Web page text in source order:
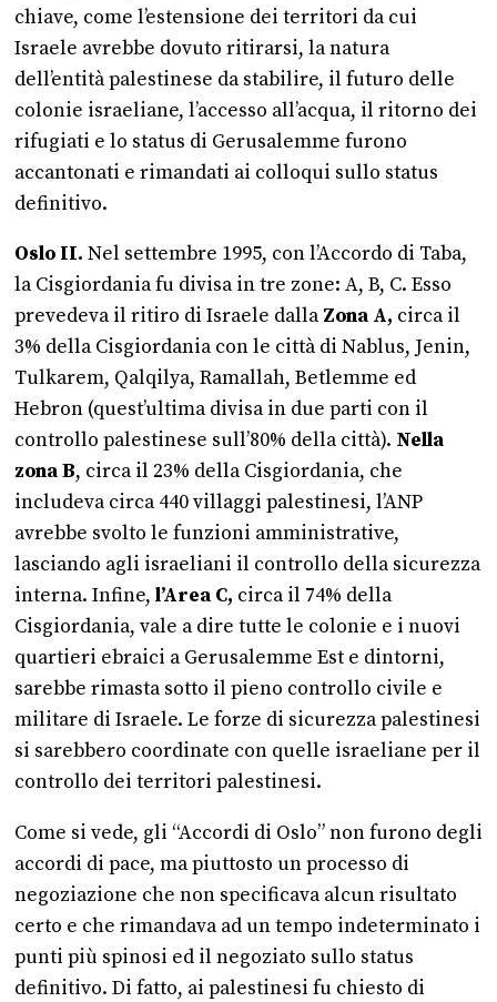
chiave, come l’estensione dei territori da cui
Israele avrebbe dovuto ritirarsi, la natura
dell’entità palestinese da stabilire, il futuro delle
colonie israeliane, l’accesso all’acqua, il ritorno dei
rifugiati e lo status di Gerusalemme furono
accantonati e rimandati ai colloqui sullo status
definitivo.
Oslo II. Nel settembre 1995, con l’Accordo di Taba,
la Cisgiordania fu divisa in tre zone: A, B, C. Esso
prevedeva il ritiro di Israele dallaZona A, circa il
3% della Cisgiordania con le città di Nablus, Jenin,
Tulkarem, Qalqilya, Ramallah, Betlemme ed
Hebron (quest’ultima divisa in due parti con il
controllo palestinese sull’80% della città). Nella
zona B, circa il 23% della Cisgiordania, che
includeva circa 440 villaggi palestinesi, l’ANP
avrebbe svolto le funzioni amministrative,
lasciando agli israeliani il controllo della sicurezza
interna. Infine, l’Area C, circa il 74% della
Cisgiordania, vale a dire tutte le colonie e i nuovi
quartieri ebraici a Gerusalemme Est e dintorni,
sarebbe rimasta sotto il pieno controllo civile e
militare di Israele. Le forze di sicurezza palestinesi
si sarebbero coordinate con quelle israeliane per il
controllo dei territori palestinesi.
Come si vede, gli “Accordi di Oslo” non furono degli
accordi di pace, ma piuttosto un processo di
negoziazione che non specificava alcun risultato
certo e che rimandava ad un tempo indeterminato i
punti più spinosi ed il negoziato sullo status
definitivo. Di fatto, ai palestinesi fu chiesto di